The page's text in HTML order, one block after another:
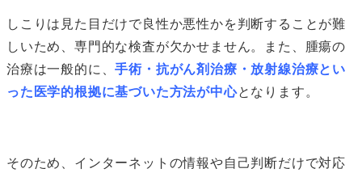
しこりは見た目だけで良性か悪性かを判断することが難
しいため、専門的な検査が欠かせません。また、腫瘍の
治療は一般的に、手術・抗がん剤治療・放射線治療とい
った医学的根拠に基づいた方法が中心となります。
そのため、インターネットの情報や自己判断だけで対応